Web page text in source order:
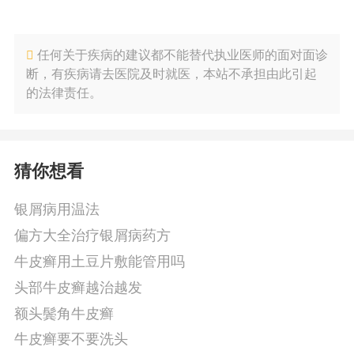
任何关于疾病的建议都不能替代执业医师的面对面诊
断，有疾病请去医院及时就医，本站不承担由此引起
的法律责任。
猜你想看
银屑病用温法
偏方大全治疗银屑病药方
牛皮癣用土豆片敷能管用吗
头部牛皮癣越治越发
额头鬓角牛皮癣
牛皮癣要不要洗头